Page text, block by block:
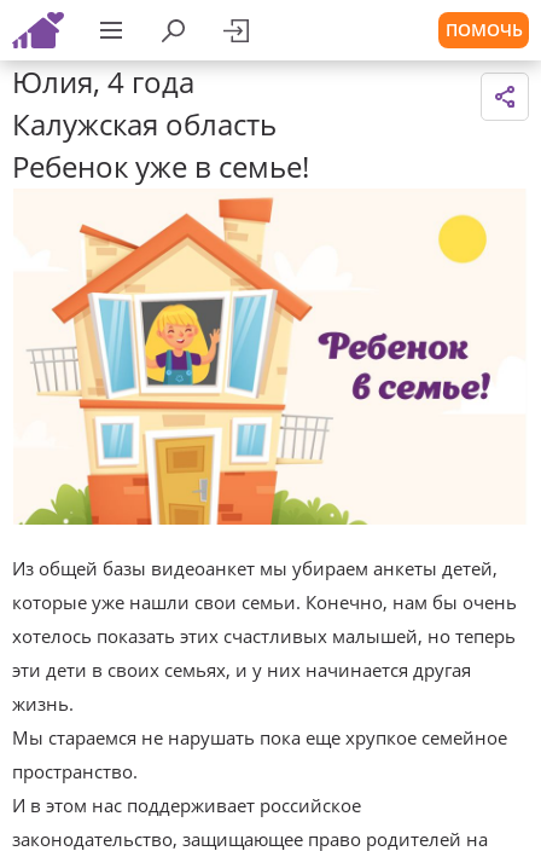
ПОМОЧЬ
Юлия, 4 года
Калужская область
Ребенок уже в семье!
Из общей базы видеоанкет мы убираем анкеты детей,
которые уже нашли свои семьи. Конечно, нам бы очень
хотелось показать этих счастливых малышей, но теперь
эти дети в своих семьях, и у них начинается другая
жизнь.
Мы стараемся не нарушать пока еще хрупкое семейное
пространство.
И в этом нас поддерживает российское
законодательство, защищающее право родителей на